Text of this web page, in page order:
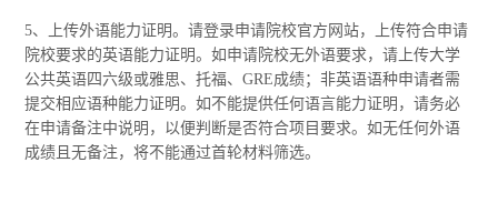
5、上传外语能力证明。请登录申请院校官方网站，上传符合申请
院校要求的英语能力证明。如申请院校无外语要求，请上传大学
公共英语四六级或雅思、托福、GRE成绩；非英语语种申请者需
提交相应语种能力证明。如不能提供任何语言能力证明，请务必
在申请备注中说明，以便判断是否符合项目要求。如无任何外语
成绩且无备注，将不能通过首轮材料筛选。